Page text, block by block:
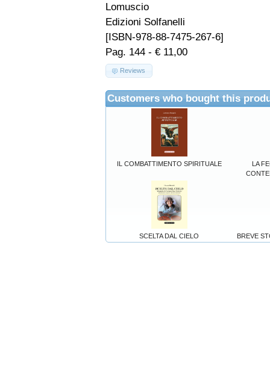
Lomuscio
Edizioni Solfanelli
[ISBN-978-88-7475-267-6]
Pag. 144 - € 11,00
Reviews
Customers who bought this
IL COMBATTIMENTO SPIRITUALE
LA
SCELTA DAL CIELO BREVE